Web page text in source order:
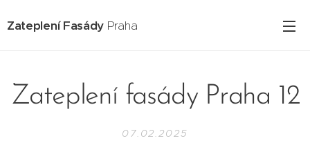
Zateplení Fasády Praha
Zateplení fasády Praha 12
07.02.2025